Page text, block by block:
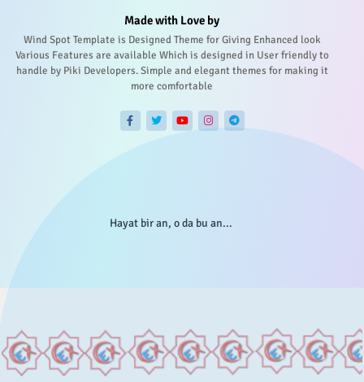
Made with Love by
Wind Spot Template is Designed Theme for Giving Enhanced look
Various Features are available Which is designed in User friendly to
handle by Piki Developers. Simple and elegant themes for making it
more comfortable
Hayat bir an, o da bu an...